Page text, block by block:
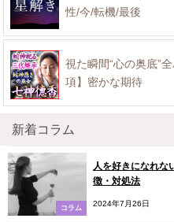
性/今/転機/最後
視た瞬間“心の奥底”
項】密かな期待
新着コラム
コラム
人を好きになれな
徴・対処法
2024年7月26日